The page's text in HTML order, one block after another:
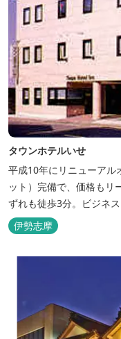
タウンホテルいせ
平成10年にリニューアル
ット）完備で、価格もリ
ずれも徒歩3分。ビジネ
伊勢志摩